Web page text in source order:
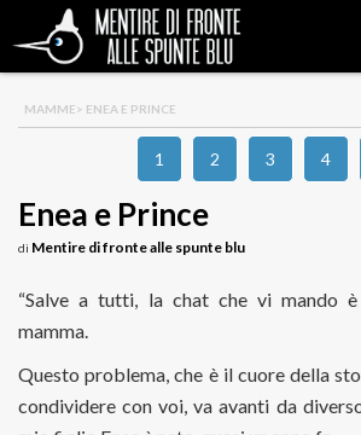
MAMME> ENEA E PRINCE
1 2 3 4
Enea e Prince
di Mentire di fronte alle spunte blu
“Salve a tutti, la chat che vi mando
mamma.
Questo problema, che è il cuore della
condividere con voi, va avanti da